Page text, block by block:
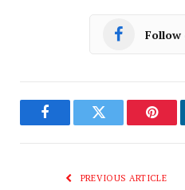
Follow
FacebookTwitter
PREVIOUS ARTICLE